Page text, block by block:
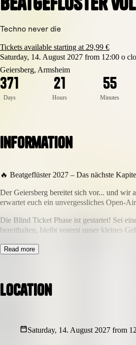
Techno never die
Tickets available starting at 29,99 €
Saturday, 14. August 2027 from 12:00 o
Geiersberg, Armsheim
371
Days
21
Hours
55
Minutes
Information
🔥 Beatgeflüster 2027 – Das nächste
Der Geiersberg bereitet sich vor... und wir
erwartet euch ein unvergessliches Open-
Die Blind Ticket Phase ist gestartet! Sei
bereithalten, bleibt vorerst unser kleines
Sichere dir jetzt dein Blind Ticket und sei
Read more
Location
Saturday, 14. August 2027 from